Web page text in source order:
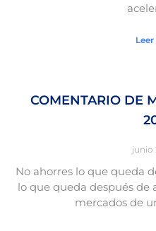
Leer
COMENTARIO DE
junio
No ahorres lo que queda
lo que queda después de
mercados de